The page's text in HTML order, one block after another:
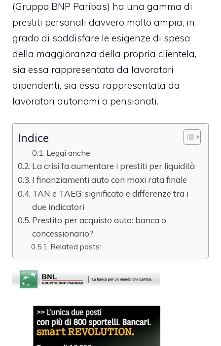
(Gruppo BNP Paribas) ha una gamma di
prestiti personali davvero molto ampia, in
grado di soddisfare le esigenze di spesa
della maggioranza della propria clientela,
sia essa rappresentata da lavoratori
dipendenti, sia essa rappresentata da
lavoratori autonomi o pensionati.
Indice
Leggi anche
La crisi fa aumentare i prestiti per liquidità
I finanziamenti auto con maxi rata finale
TAN e TAEG: significato e differenze tra i
due indicatori
Prestito per acquisto auto: banca o
concessionario?
Related posts: